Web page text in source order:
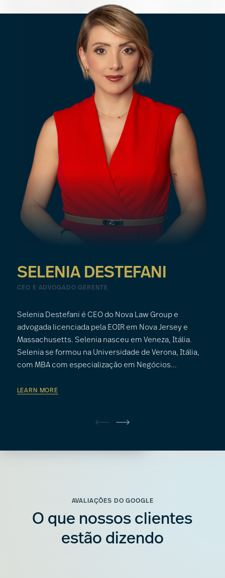
SELENIA DESTEFANI
CEO E ADVOGADO GERENTE
Selenia Destefani é CEO do Nova Law Group e
advogada licenciada pela EOIR em Nova Jersey e
Massachusetts. Selenia nasceu em Veneza, Itália.
Selenia se formou na Universidade de Verona, Itália,
com MBA com especialização em Negócios...
LEARN MORE
AVALIAÇÕES DO GOOGLE
O que nossos clientes
estão dizendo